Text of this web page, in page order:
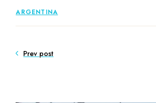
ARGENTINA
Prev post